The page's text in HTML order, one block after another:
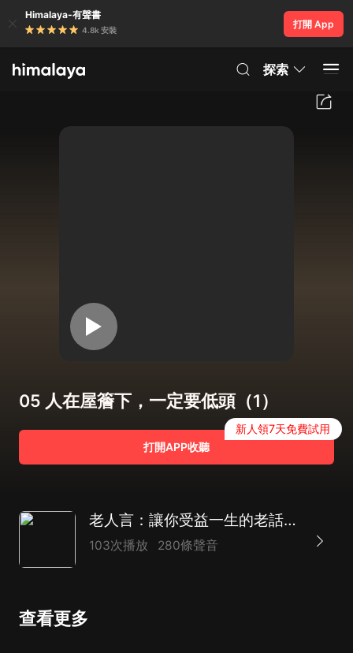
Himalaya-有聲書
4.8k 安裝
打開 App
探索
05 人在屋簷下，一定要低頭（1）
打開APP收聽
新人領7天免費試用
老人言：讓你受益一生的老話|洞察人性 少走彎路
103次播放 280條聲音
查看更多